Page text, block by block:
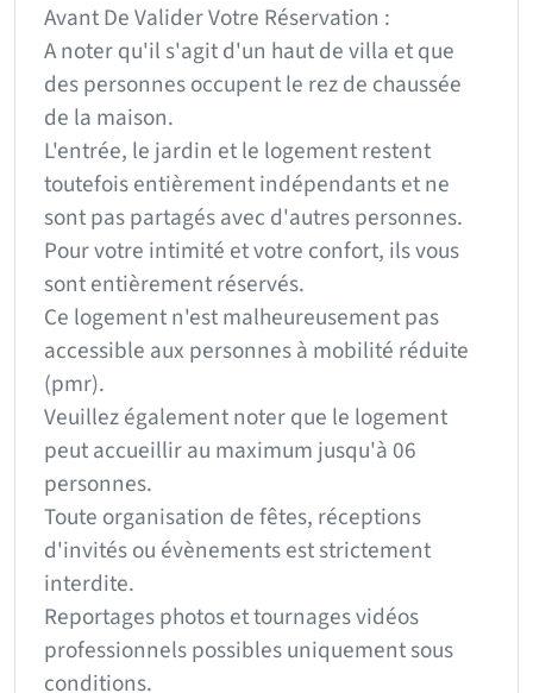
Avant De Valider Votre Réservation :
A noter qu'il s'agit d'un haut de villa et que
des personnes occupent le rez de chaussée
de la maison.
L'entrée, le jardin et le logement restent
toutefois entièrement indépendants et ne
sont pas partagés avec d'autres personnes.
Pour votre intimité et votre confort, ils vous
sont entièrement réservés.
Ce logement n'est malheureusement pas
accessible aux personnes à mobilité réduite
(pmr).
Veuillez également noter que le logement
peut accueillir au maximum jusqu'à 06
personnes.
Toute organisation de fêtes, réceptions
d'invités ou évènements est strictement
interdite.
Reportages photos et tournages vidéos
professionnels possibles uniquement sous
conditions.